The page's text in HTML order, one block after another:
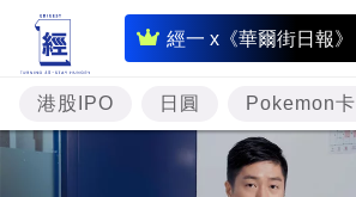
經一 x《華爾街日報》
即
時
財
經
港股IPO 日圓 Pokemon卡